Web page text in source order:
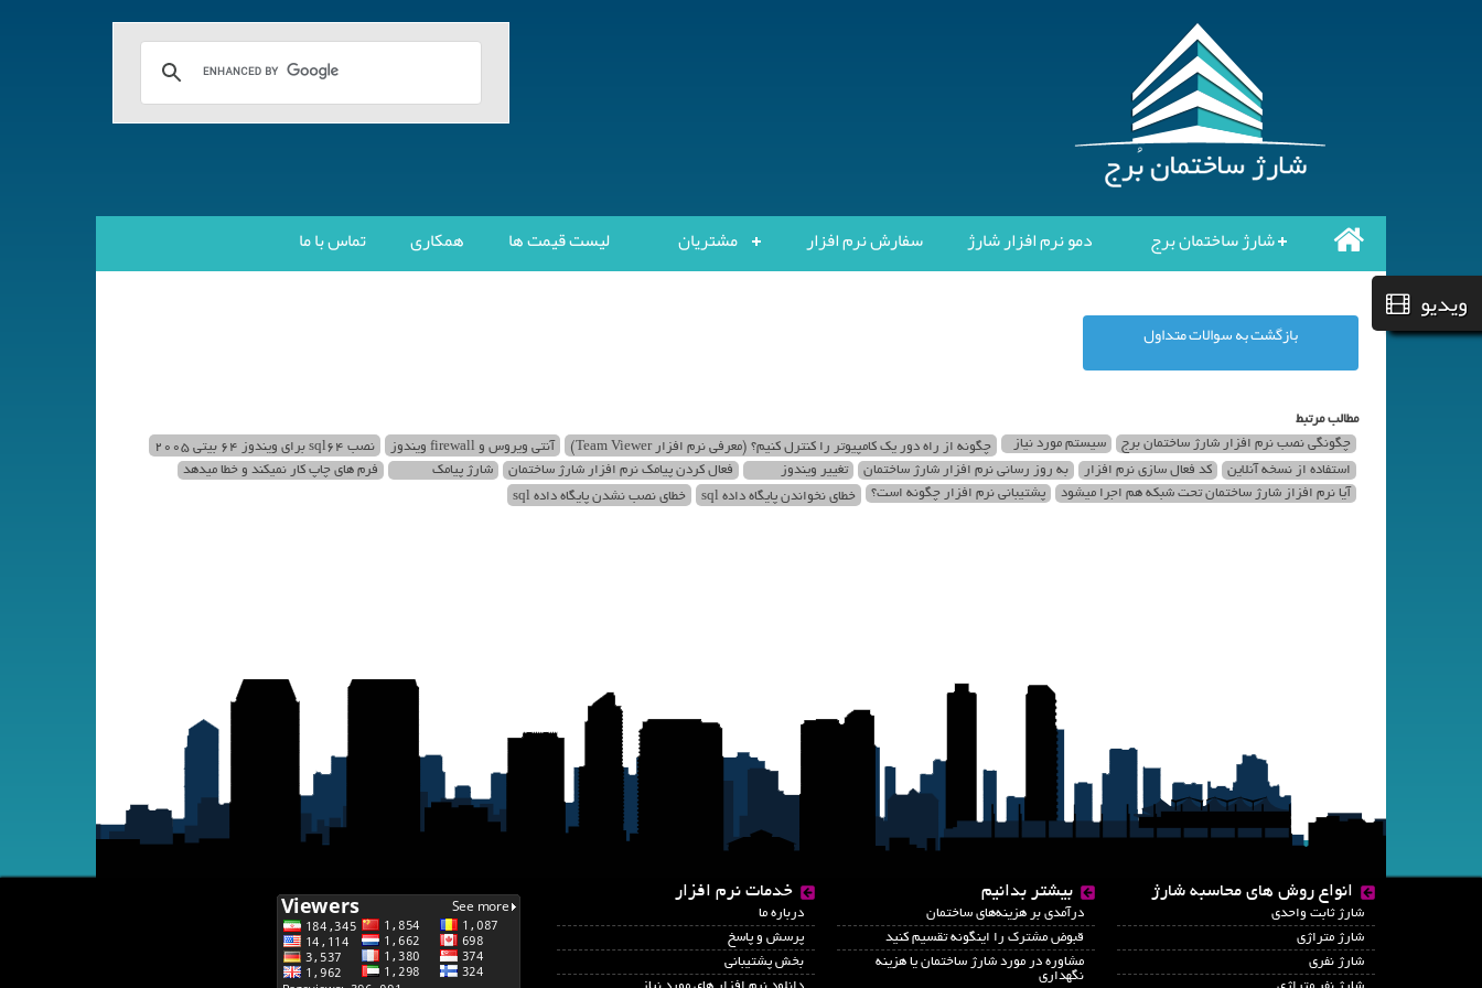
شارژ ساختمان برج دمو نرم افزار شارژ سفارش نرم افزار مشتریان لیست قیمت ها همکاری تماس با ما
بازگشت به سوالات متداول
مطالب مرتبط
چگونگی نصب نرم افزار شارژ ساختمان برج
سیستم مورد نیاز چگونه از راه دور یک کامپیوتر را کنترل کنیم؟ (معرفی نرم افزار Team Viewer) آنتی ویروس و firewall ویندوز
نصب sql64 برای ویندوز 64 بیتی 2005
استفاده از نسخه آنلاین
کد فعال سازی نرم افزار به روز رسانی نرم افزار شارژ ساختمان تغییر ویندوز فعال کردن پیامک نرم افزار شارژ ساختمان شارژ پیامک
فرم های چاپ کار نمیکند و خطا میدهد
آیا نرم افزاز شارژ ساختمان تحت شبکه هم اجرا میشود
پشتیبانی نرم افزار چگونه است؟ خطای نخواندن پایگاه داده sql خطای نصب نشدن پایگاه داده sql
انواع روش های محاسبه شارژ
شارژ ثابت واحدی
شارژ متراژی
شارژ نفری
بیشتر بدانیم
درآمدي بر هزينه‌هاي ساختمان
قبوض مشترک را اینگونه تقسیم کنید
مشاوره در مورد شارژ ساختمان یا هزینه
نگهداری
خدمات نرم افزار
درباره ما
پرسش و پاسخ
بخش پشتیبانی
ویدیو